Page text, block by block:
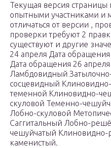
Текущая версия страницы
опытными участниками и
отличаться от версии ,
проверки требуют 2
существуют и другие
24 апреля Дата
Дата обращения 26
Ламбдовидный
сосцевидный
теменной Клиновидно-
скуловой Теменно-
Лобно-скуловой
Саггитальный Лобно-
чешуйчатый
каменистый.